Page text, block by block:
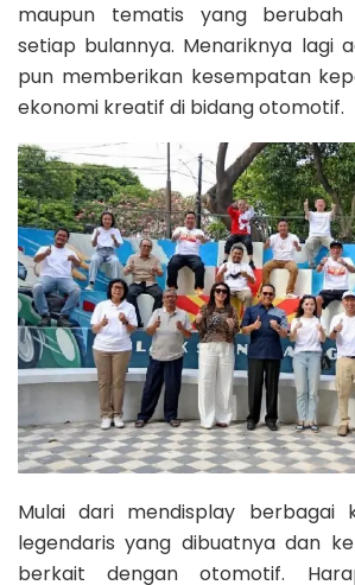
maupun tematis yang
setiap bulannya. Menariknya lagi
pun memberikan kesempatan
ekonomi kreatif di bidang otomotif.
Mulai dari mendisplay berbagai
legendaris yang dibuatnya dan
berkait dengan otomotif.